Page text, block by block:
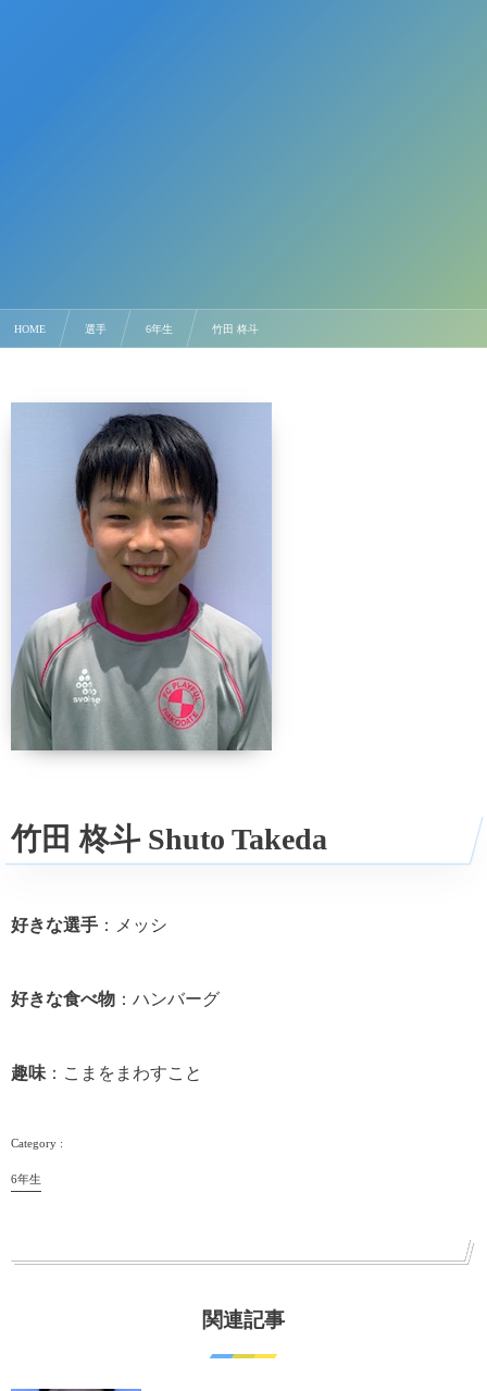
HOME 選手 6年生 竹田 柊斗
竹田 柊斗 Shuto Takeda
好きな選手 ：メッシ
好きな食べ物 ：ハンバーグ
趣味：こまをまわすこと
6年生
関連記事